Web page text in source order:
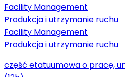
Facility Management
Produkcja i utrzymanie ruchu
Facility Management
Produkcja i utrzymanie ruchu
część etatuumowa o pracę,